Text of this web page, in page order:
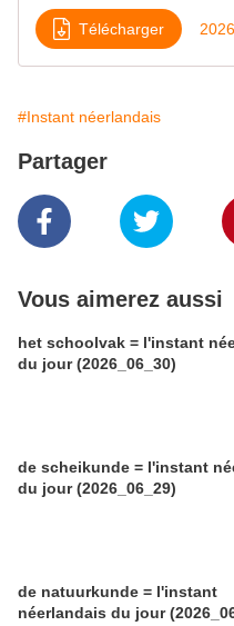
Télécharger
#Instant néerlandais
Partager
Vous aimerez aussi
het schoolvak = l'instant
du jour (2026_06_30)
de scheikunde = l'instant
du jour (2026_06_29)
de natuurkunde = l'instant
néerlandais du jour